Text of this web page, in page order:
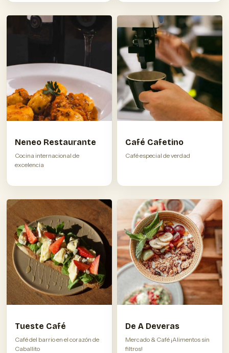
Neneo Restaurante
Cocina internacional de
excelencia
Café Cafetino
Café especial de verdad
Tueste Café
Café del barrio en el corazón de
Caballito
De A Deveras
Mercado & Café ¡Alimentos sin
filtros!